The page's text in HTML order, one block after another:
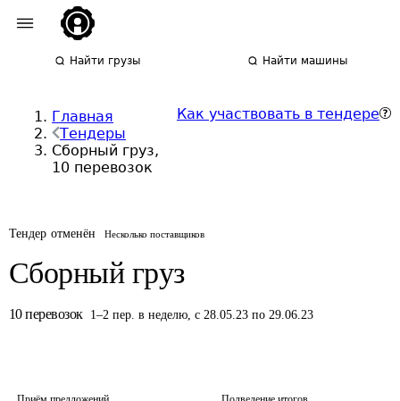
Найти грузы Найти машины
Главная
Тендеры
Сборный груз,
10 перевозок
Как участвовать в тендере
Тендер отменён Несколько поставщиков
Сборный груз
10 перевозок 1–2 пер. в неделю, с 28.05.23 по 29.06.23